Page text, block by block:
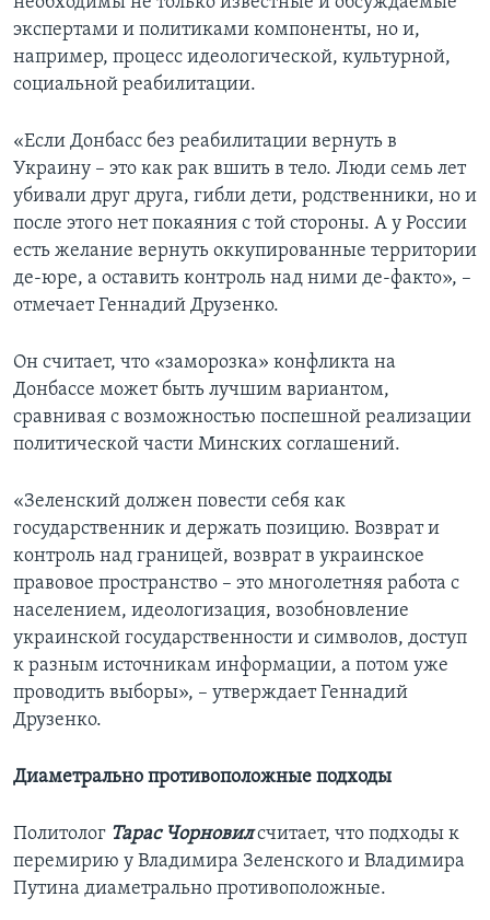
экспертами и политиками компоненты, но и,
например, процесс идеологической, культурной,
социальной реабилитации.
«Если Донбасс без реабилитации вернуть в
Украину – это как рак вшить в тело. Люди семь лет
убивали друг друга, гибли дети, родственники, но и
после этого нет покаяния с той стороны. А у России
есть желание вернуть оккупированные территории
де-юре, а оставить контроль над ними де-факто», –
отмечает Геннадий Друзенко.
Он считает, что «заморозка» конфликта на
Донбассе может быть лучшим вариантом,
сравнивая с возможностью поспешной реализации
политической части Минских соглашений.
«Зеленский должен повести себя как
государственник и держать позицию. Возврат и
контроль над границей, возврат в украинское
правовое пространство – это многолетняя работа с
населением, идеологизация, возобновление
украинской государственности и символов, доступ
к разным источникам информации, а потом уже
проводить выборы», – утверждает Геннадий
Друзенко.
Диаметрально противоположные подходы
Политолог Тарас Чорновилсчитает, что подходы к
перемирию у Владимира Зеленского и Владимира
Путина диаметрально противоположные.